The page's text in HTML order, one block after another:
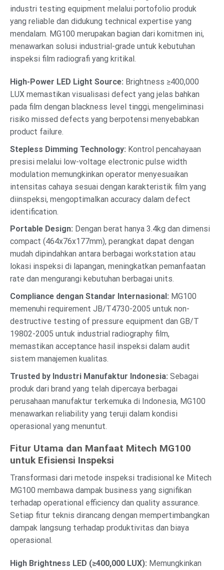
industri testing equipment melalui portofolio produk
yang reliable dan didukung technical expertise yang
mendalam. MG100 merupakan bagian dari komitmen ini,
menawarkan solusi industrial-grade untuk kebutuhan
inspeksi film radiografi yang kritikal.
High-Power LED Light Source: Brightness ≥400,000
LUX memastikan visualisasi defect yang jelas bahkan
pada film dengan blackness level tinggi, mengeliminasi
risiko missed defects yang berpotensi menyebabkan
product failure.
Stepless Dimming Technology: Kontrol pencahayaan
presisi melalui low-voltage electronic pulse width
modulation memungkinkan operator menyesuaikan
intensitas cahaya sesuai dengan karakteristik film yang
diinspeksi, mengoptimalkan accuracy dalam defect
identification.
Portable Design: Dengan berat hanya 3.4kg dan dimensi
compact (464x76x177mm), perangkat dapat dengan
mudah dipindahkan antara berbagai workstation atau
lokasi inspeksi di lapangan, meningkatkan pemanfaatan
rate dan mengurangi kebutuhan berbagai units.
Compliance dengan Standar Internasional: MG100
memenuhi requirement JB/T4730-2005 untuk non-
destructive testing of pressure equipment dan GB/T
19802-2005 untuk industrial radiography film,
memastikan acceptance hasil inspeksi dalam audit
sistem manajemen kualitas.
Trusted by Industri Manufaktur Indonesia: Sebagai
produk dari brand yang telah dipercaya berbagai
perusahaan manufaktur terkemuka di Indonesia, MG100
menawarkan reliability yang teruji dalam kondisi
operasional yang menuntut.
Fitur Utama dan Manfaat Mitech MG100
untuk Efisiensi Inspeksi
Transformasi dari metode inspeksi tradisional ke Mitech
MG100 membawa dampak business yang signifikan
terhadap operational efficiency dan quality assurance.
Setiap fitur teknis dirancang dengan mempertimbangkan
dampak langsung terhadap produktivitas dan biaya
operasional.
High Brightness LED (≥400,000 LUX): Memungkinkan